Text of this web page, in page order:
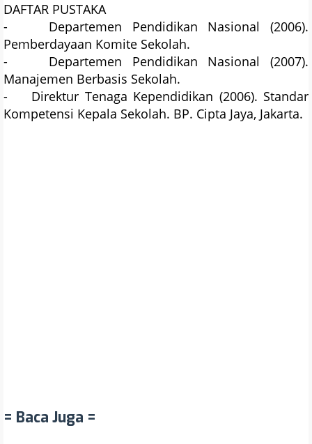
DAFTAR PUSTAKA
- Departemen Pendidikan Nasional (2006).
Pemberdayaan Komite Sekolah.
- Departemen Pendidikan Nasional (2007).
Manajemen Berbasis Sekolah.
- Direktur Tenaga Kependidikan (2006). Standar
Kompetensi Kepala Sekolah. BP. Cipta Jaya, Jakarta.
= Baca Juga =